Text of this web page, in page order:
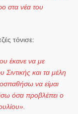
στα νέα του
τόνισε:
έκανε να με
και τα μέλη
να είμαι
όσα προβλέπει ο